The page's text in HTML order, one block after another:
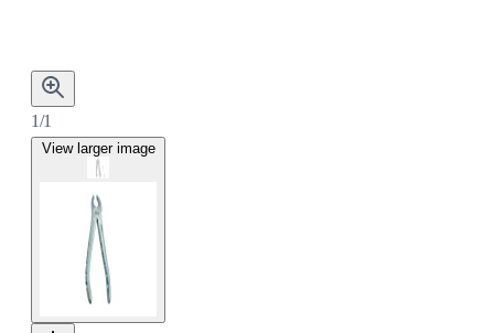
1/1
View larger image